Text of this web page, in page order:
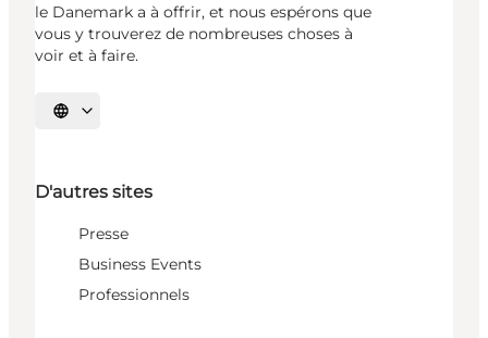
le Danemark a à offrir, et nous espérons que
vous y trouverez de nombreuses choses à
voir et à faire.
Choisissez la langue
D'autres sites
Presse
Business Events
Professionnels